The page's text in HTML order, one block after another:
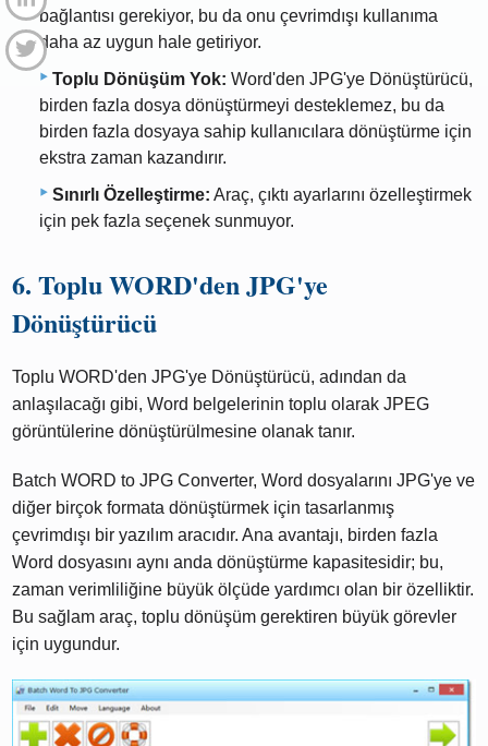
bağlantısı gerekiyor, bu da onu çevrimdışı kullanıma
daha az uygun hale getiriyor.
Toplu Dönüşüm Yok: Word'den JPG'ye Dönüştürücü,
birden fazla dosya dönüştürmeyi desteklemez, bu da
birden fazla dosyaya sahip kullanıcılara dönüştürme için
ekstra zaman kazandırır.
Sınırlı Özelleştirme: Araç, çıktı ayarlarını özelleştirmek
için pek fazla seçenek sunmuyor.
6. Toplu WORD'den JPG'ye
Dönüştürücü
Toplu WORD'den JPG'ye Dönüştürücü, adından da
anlaşılacağı gibi, Word belgelerinin toplu olarak JPEG
görüntülerine dönüştürülmesine olanak tanır.
Batch WORD to JPG Converter, Word dosyalarını JPG'ye ve
diğer birçok formata dönüştürmek için tasarlanmış
çevrimdışı bir yazılım aracıdır. Ana avantajı, birden fazla
Word dosyasını aynı anda dönüştürme kapasitesidir; bu,
zaman verimliliğine büyük ölçüde yardımcı olan bir özelliktir.
Bu sağlam araç, toplu dönüşüm gerektiren büyük görevler
için uygundur.